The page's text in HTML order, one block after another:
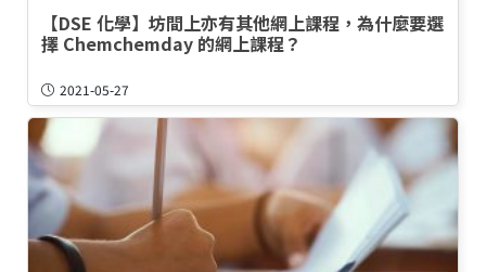
【DSE 化學】坊間上亦有其他網上課程，為什麼要選
擇 Chemchemday 的網上課程？
2021-05-27